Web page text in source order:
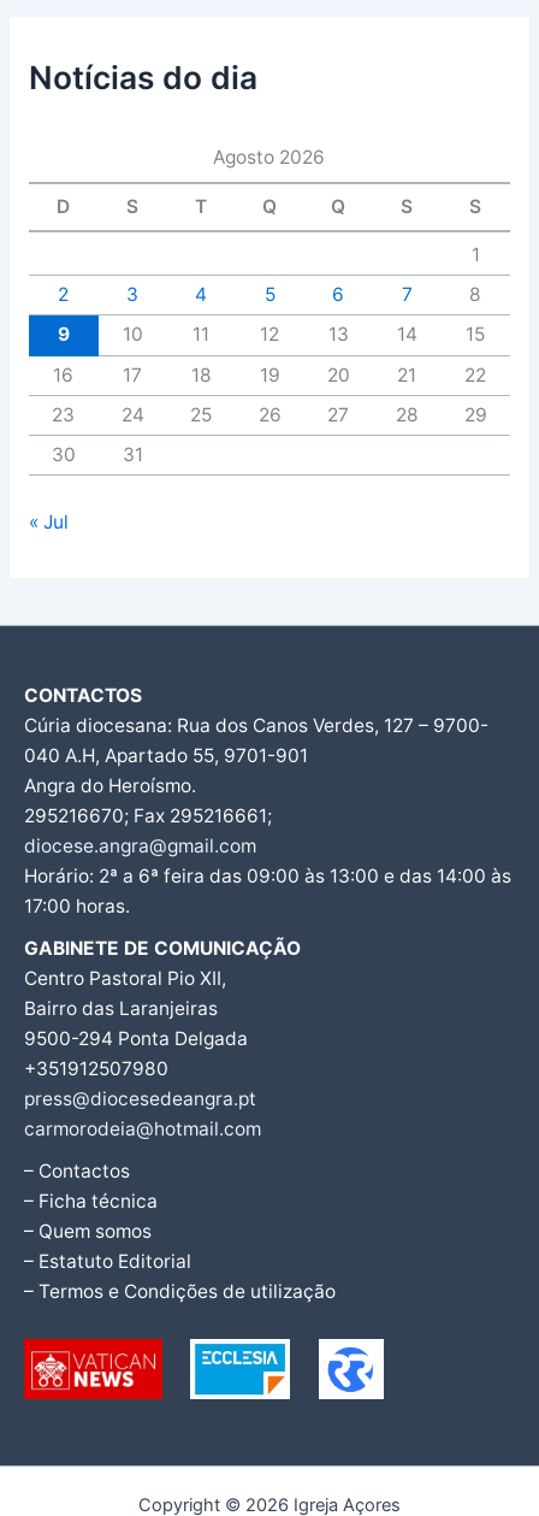
Notícias do dia
Agosto 2026
D S T Q Q S S
1
2
3 4 5 6 7
8
9
10 11 12 13 14
15
16
17 18 19 20 21
22
23
24 25 26 27 28
29
30
31
« Jul
CONTACTOS
Cúria diocesana: Rua dos Canos Verdes, 127 – 9700-
040 A.H, Apartado 55, 9701-901
Angra do Heroísmo.
295216670; Fax 295216661;
diocese.angra@gmail.com
Horário: 2ª a 6ª feira das 09:00 às 13:00 e das 14:00 às
17:00 horas.
GABINETE DE COMUNICAÇÃO
Centro Pastoral Pio XII,
Bairro das Laranjeiras
9500-294 Ponta Delgada
+351912507980
press@diocesedeangra.pt
carmorodeia@hotmail.com
– Contactos
– Ficha técnica
– Quem somos
– Estatuto Editorial
– Termos e Condições de utilização
Copyright © 2026 Igreja Açores